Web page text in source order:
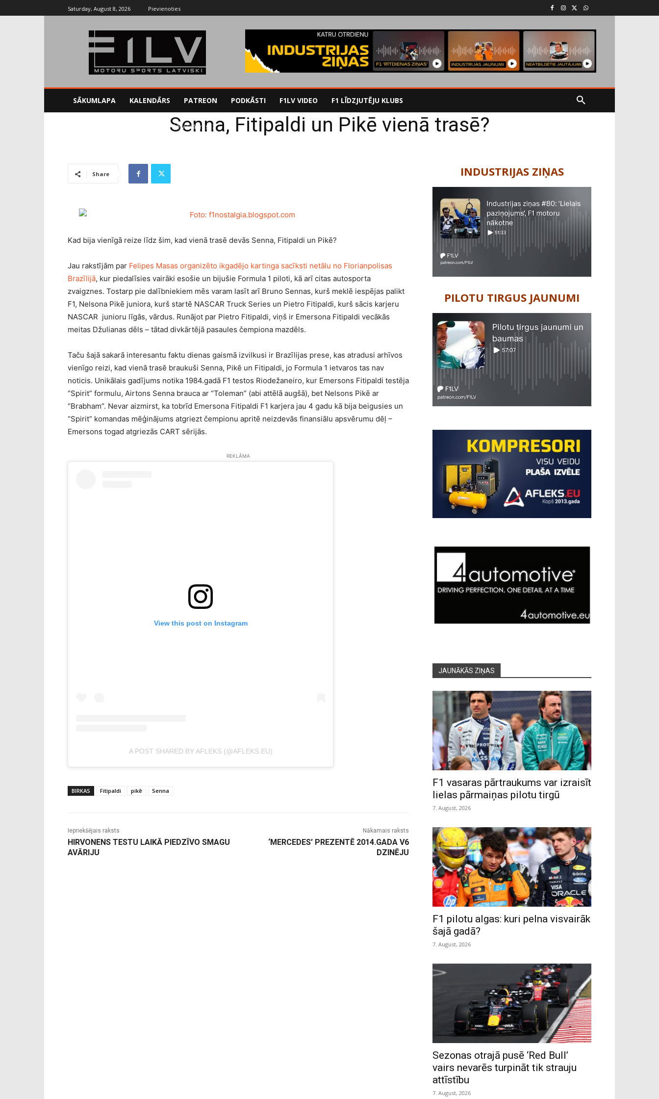
Saturday, August 8, 2026 Pievienoties
SĀKUMLAPA KALENDĀRS PATREON PODKĀSTI F1LV VIDEO F1 LĪDZJUTĒJU KLUBS
Senna, Fitipaldi un Pikē vienā trasē?Senna, Fitipaldi un Pikē vienā trasē?
Share
Kad bija vienīgā reize līdz šim, kad vienā trasē devās Senna, Fitipaldi un Pikē?
Jau rakstījām par Felipes Masas organizēto ikgadējo kartinga sacīksti netālu no Florianpolisas
Brazīlijā, kur piedalīsies vairāki esošie un bijušie Formula 1 piloti, kā arī citas autosporta
zvaigznes. Tostarp pie dalībniekiem mēs varam lasīt arī Bruno Sennas, kurš meklē iespējas palikt
F1, Nelsona Pikē juniora, kurš startē NASCAR Truck Series un Pietro Fitipaldi, kurš sācis karjeru
NASCAR junioru līgās, vārdus. Runājot par Pietro Fitipaldi, viņš ir Emersona Fitipaldi vecākās
meitas Džulianas dēls – tātad divkārtējā pasaules čempiona mazdēls.
Taču šajā sakarā interesantu faktu dienas gaismā izvilkusi ir Brazīlijas prese, kas atradusi arhīvos
vienīgo reizi, kad vienā trasē braukuši Senna, Pikē un Fitipaldi, jo Formula 1 ietvaros tas nav
noticis. Unikālais gadījums notika 1984.gadā F1 testos Riodežaneiro, kur Emersons Fitipaldi testēja
“Spirit” formulu, Airtons Senna brauca ar “Toleman” (abi attēlā augšā), bet Nelsons Pikē ar
“Brabham”. Nevar aizmirst, ka tobrīd Emersona Fitipaldi F1 karjera jau 4 gadu kā bija beigusies un
“Spirit” komandas mēģinājums atgriezt čempionu apritē neizdevās finansiālu apsvērumu dēļ –
Emersons togad atgriezās CART sērijās.
REKLĀMA
View this post on Instagram
A POST SHARED BY AFLEKS (@AFLEKS.EU)
BIRKAS Fitipaldi pikē Senna
Iepriekšējais raksts
HIRVONENS TESTU LAIKĀ PIEDZĪVO SMAGU
AVĀRIJU
Nākamais raksts
‘MERCEDES’ PREZENTĒ 2014.GADA V6
DZINĒJU
INDUSTRIJAS ZIŅAS
PILOTU TIRGUS JAUNUMI
JAUNĀKĀS ZIŅAS
F1 vasaras pārtraukums var izraisīt
lielas pārmaiņas pilotu tirgū
7. August, 2026
F1 pilotu algas: kuri pelna visvairāk
šajā gadā?
7. August, 2026
Sezonas otrajā pusē ‘Red Bull’
vairs nevarēs turpināt tik strauju
attīstību
7. August, 2026